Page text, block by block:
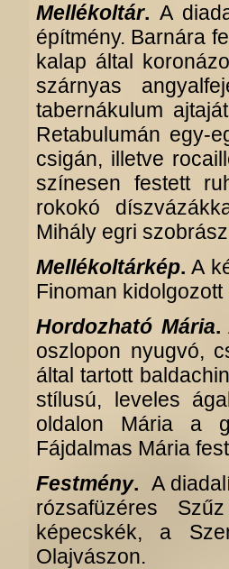
Mellékoltár. A
építmény. Barnára
kalap által
szárnyas
tabernákulum
Retabulumán egy-
csigán, illetve
színesen festett
rokokó
Mihály egri
Mellékoltárkép. A
Finoman
Hordozható Mária.
oszlopon nyugvó,
által tartott
stílusú, leveles
oldalon Mária a
Fájdalmas Mária
Festmény. A
rózsafüzéres
képecskék, a
Olajvászon.